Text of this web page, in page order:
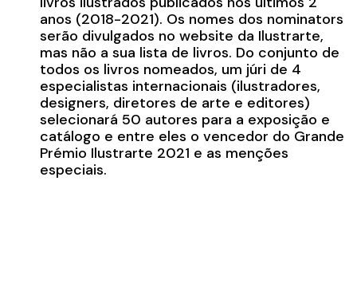
anos (2018-2021). Os nomes dos nominators
serão divulgados no website da Ilustrarte,
mas não a sua lista de livros. Do conjunto de
todos os livros nomeados, um júri de 4
especialistas internacionais (ilustradores,
designers, diretores de arte e editores)
selecionará 50 autores para a exposição e
catálogo e entre eles o vencedor do Grande
Prémio Ilustrarte 2021 e as menções
especiais.